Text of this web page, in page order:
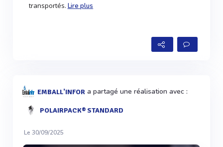
transportés. Lire plus
EMBALL'INFOR a partagé une réalisation avec :
POLAIRPACK® STANDARD
Le 30/09/2025